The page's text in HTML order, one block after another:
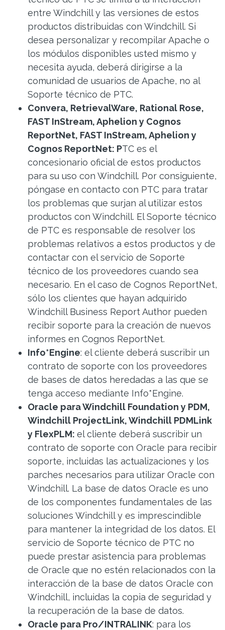
entre Windchill y las versiones de estos
productos distribuidas con Windchill. Si
desea personalizar y recompilar Apache o
los módulos disponibles usted mismo y
necesita ayuda, deberá dirigirse a la
comunidad de usuarios de Apache, no al
Soporte técnico de PTC.
Convera, RetrievalWare, Rational Rose,
FAST InStream, Aphelion y Cognos
ReportNet, FAST InStream, Aphelion y
Cognos ReportNet: PTC es el
concesionario oficial de estos productos
para su uso con Windchill. Por consiguiente,
póngase en contacto con PTC para tratar
los problemas que surjan al utilizar estos
productos con Windchill. El Soporte técnico
de PTC es responsable de resolver los
problemas relativos a estos productos y de
contactar con el servicio de Soporte
técnico de los proveedores cuando sea
necesario. En el caso de Cognos ReportNet,
sólo los clientes que hayan adquirido
Windchill Business Report Author pueden
recibir soporte para la creación de nuevos
informes en Cognos ReportNet.
Info*Engine: el cliente deberá suscribir un
contrato de soporte con los proveedores
de bases de datos heredadas a las que se
tenga acceso mediante Info*Engine.
Oracle para Windchill Foundation y PDM,
Windchill ProjectLink, Windchill PDMLink
y FlexPLM: el cliente deberá suscribir un
contrato de soporte con Oracle para recibir
soporte, incluidas las actualizaciones y los
parches necesarios para utilizar Oracle con
Windchill. La base de datos Oracle es uno
de los componentes fundamentales de las
soluciones Windchill y es imprescindible
para mantener la integridad de los datos. El
servicio de Soporte técnico de PTC no
puede prestar asistencia para problemas
de Oracle que no estén relacionados con la
interacción de la base de datos Oracle con
Windchill, incluidas la copia de seguridad y
la recuperación de la base de datos.
Oracle para Pro/INTRALINK: para los